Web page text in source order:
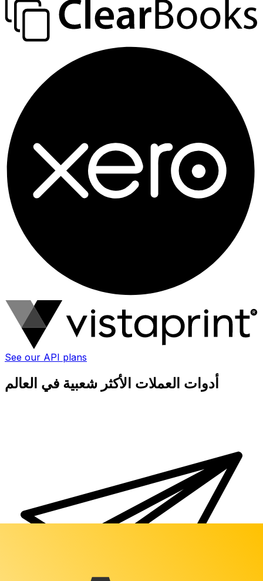
See our API plans
أدوات العملات الأكثر شعبية في العالم